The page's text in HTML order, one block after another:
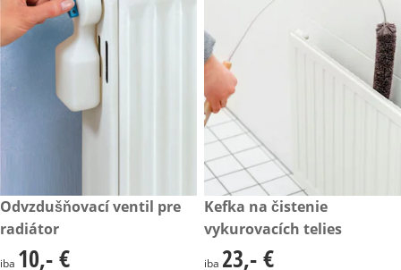
10,- €
Odvzdušňovací ventil pre
radiátor
10,- €
iba 10,- €
23,- €
Kefka na čistenie
vykurovacích telies
23,- €
iba 23,- €